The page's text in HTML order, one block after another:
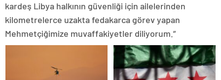
kardeş Libya halkının güvenliği için ailelerinden
kilometrelerce uzakta fedakarca görev yapan
Mehmetçiğimize muvaffakiyetler diliyorum.”